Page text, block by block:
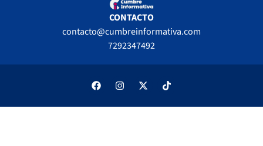
CONTACTO
contacto@cumbreinformativa.com
7292347492